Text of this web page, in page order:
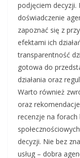
podjęciem decyzji.
doświadczenie
zapoznać się z
efektami ich
transparentność
gotowa do
działania oraz
Warto również
oraz
recenzje na forach
decyzji. Nie bez
usług – dobra